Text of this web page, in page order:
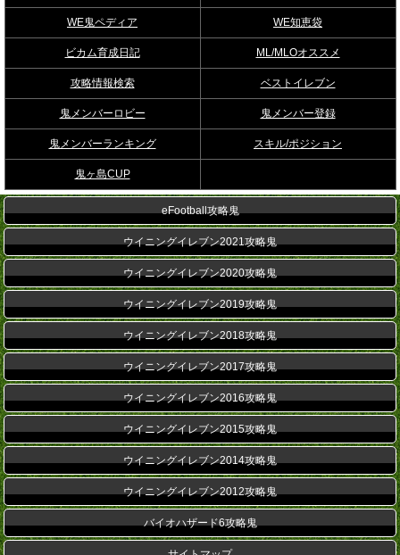
WE鬼ペディア WE知恵袋
ビカム育成日記 ML/MLOオススメ
攻略情報検索 ベストイレブン
鬼メンバーロビー 鬼メンバー登録
鬼メンバーランキング スキル/ポジション
鬼ヶ島CUP
eFootball攻略鬼
ウイニングイレブン2021攻略鬼
ウイニングイレブン2020攻略鬼
ウイニングイレブン2019攻略鬼
ウイニングイレブン2018攻略鬼
ウイニングイレブン2017攻略鬼
ウイニングイレブン2016攻略鬼
ウイニングイレブン2015攻略鬼
ウイニングイレブン2014攻略鬼
ウイニングイレブン2012攻略鬼
バイオハザード6攻略鬼